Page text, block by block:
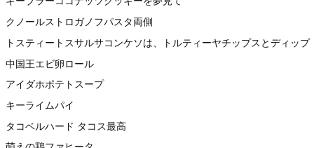
クノールストロガノフパスタ両側
トスティートスサルサコンケソは、トルティーヤチップスとディップ
中国王エビ卵ロール
アイダホポテトスープ
キーライムパイ
タコベルハード タコス最高